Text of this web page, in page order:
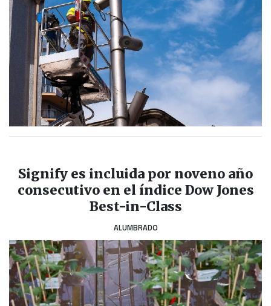
Signify es incluida por noveno año
consecutivo en el índice Dow Jones
Best-in-Class
ALUMBRADO